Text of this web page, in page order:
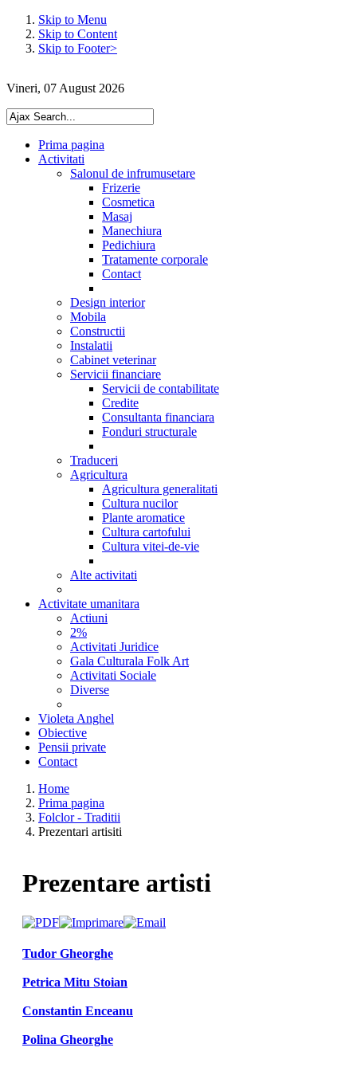
Skip to Menu
Skip to Content
Skip to Footer>
Vineri, 07 August 2026
Prima pagina
Activitati
Salonul de infrumusetare
Frizerie
Cosmetica
Masaj
Manechiura
Pedichiura
Tratamente corporale
Contact
Design interior
Mobila
Constructii
Instalatii
Cabinet veterinar
Servicii financiare
Servicii de contabilitate
Credite
Consultanta financiara
Fonduri structurale
Traduceri
Agricultura
Agricultura generalitati
Cultura nucilor
Plante aromatice
Cultura cartofului
Cultura vitei-de-vie
Alte activitati
Activitate umanitara
Actiuni
2%
Activitati Juridice
Gala Culturala Folk Art
Activitati Sociale
Diverse
Violeta Anghel
Obiective
Pensii private
Contact
Home
Prima pagina
Folclor - Traditii
Prezentari artisiti
Prezentare artisti
Tudor Gheorghe
Petrica Mitu Stoian
Constantin Enceanu
Polina Gheorghe